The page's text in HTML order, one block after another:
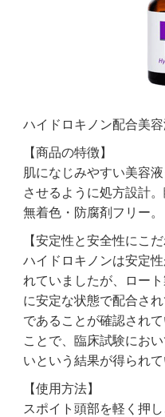
ハイドロキノン配合美容
【商品の特徴】
肌になじみやすい美容
させるように処方設計
無着色・防腐剤フリー。
【安定性と安全性にこ
ハイドロキノンは安定
れていましたが、ロー
に安定な状態で配合さ
であることが確認され
ことで、臨床試験にお
いという結果が得られて
【使用方法】
スポイト頭部を軽く押